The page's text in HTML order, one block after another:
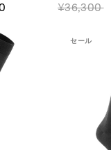
¥36,300
セール